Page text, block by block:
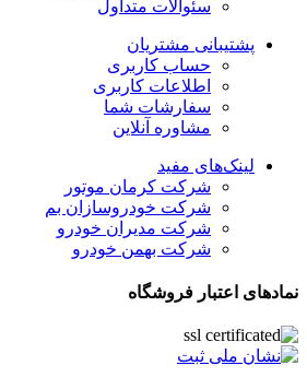
سئوالات متداول
پشتیبانی مشتریان
حساب کاربری
اطلاعات کاربری
سفارشات شما
مشاوره آنلاین
لینک‌های مفید
شرکت کرمان موتور
شرکت خودروسازان بم
شرکت مدیران خودرو
شرکت بهمن خودرو
نمادهای اعتبار فروشگاه